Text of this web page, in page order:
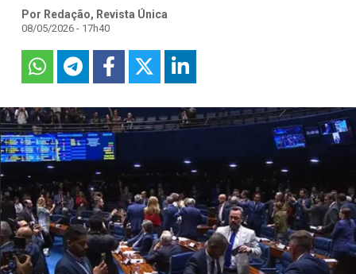
Por Redação, Revista Única
08/05/2026 - 17h40